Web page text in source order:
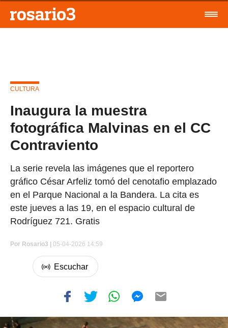
CULTURA
Inaugura la muestra
fotográfica Malvinas en el CC
Contraviento
La serie revela las imágenes que el reportero
gráfico César Arfeliz tomó del cenotafio emplazado
en el Parque Nacional a la Bandera. La cita es
este jueves a las 19, en el espacio cultural de
Rodríguez 721. Gratis
Por Rosario3 | 05-04-2026 14:59